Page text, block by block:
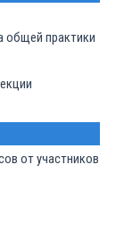
общей практики
от участников